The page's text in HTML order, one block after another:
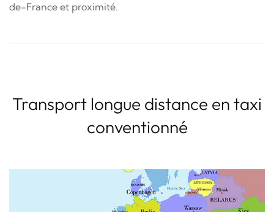
de-France et proximité.
Transport longue distance en taxi
conventionné